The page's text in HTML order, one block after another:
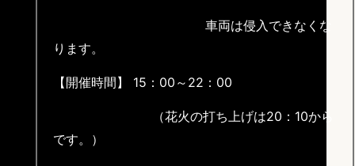
車両は侵入できなくな
ります。
【開催時間】 15：00～22：00
（花火の打ち上げは20：10から
です。）